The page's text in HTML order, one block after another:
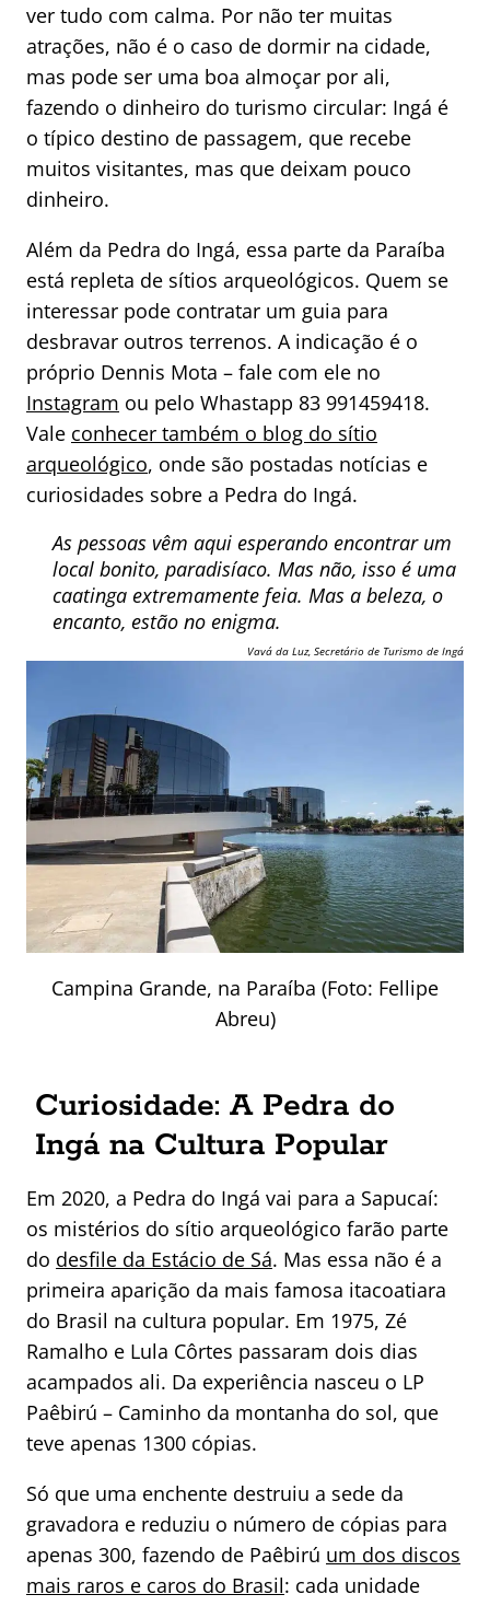
ver tudo com calma. Por não ter muitas
atrações, não é o caso de dormir na cidade,
mas pode ser uma boa almoçar por ali,
fazendo o dinheiro do turismo circular: Ingá é
o típico destino de passagem, que recebe
muitos visitantes, mas que deixam pouco
dinheiro.
Além da Pedra do Ingá, essa parte da Paraíba
está repleta de sítios arqueológicos. Quem se
interessar pode contratar um guia para
desbravar outros terrenos. A indicação é o
próprio Dennis Mota – fale com ele no
Instagram ou pelo Whastapp 83 991459418.
Vale conhecer também o blog do sítio
arqueológico, onde são postadas notícias e
curiosidades sobre a Pedra do Ingá.
As pessoas vêm aqui esperando encontrar um
local bonito, paradisíaco. Mas não, isso é uma
caatinga extremamente feia. Mas a beleza, o
encanto, estão no enigma.
Vavá da Luz, Secretário de Turismo de Ingá
Campina Grande, na Paraíba (Foto: Fellipe
Abreu)
Curiosidade: A Pedra do
Ingá na Cultura Popular
Em 2020, a Pedra do Ingá vai para a Sapucaí:
os mistérios do sítio arqueológico farão parte
do desfile da Estácio de Sá. Mas essa não é a
primeira aparição da mais famosa itacoatiara
do Brasil na cultura popular. Em 1975, Zé
Ramalho e Lula Côrtes passaram dois dias
acampados ali. Da experiência nasceu o LP
Paêbirú – Caminho da montanha do sol, que
teve apenas 1300 cópias.
Só que uma enchente destruiu a sede da
gravadora e reduziu o número de cópias para
apenas 300, fazendo de Paêbirú um dos discos
mais raros e caros do Brasil: cada unidade